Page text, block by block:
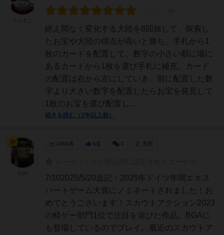
絶え間なく変化する大陸を8回旅して、探索し
たお宝や大陸の得点が高いと勝ち。手札から1
枚のカードを配置して、数字の小さい順に場に
あるカードから1枚を選び手札に補充。カード
の配置は右から左にしていき、前に配置した数
字より大きい数字を配置したらお宝を発見して
1枚のお宝を選び配置し...
続きを読む（2年以上前）
1454名 6名 充実
7/102025/5/20追記：2025年ドイツ年間エキス
パートゲーム大賞にノミネートされました！お
めでとうございます！スカウトアクション2023
の軽ゲー部門1位で注目を浴びた作品。BGAに
も登場しているのでプレイ。最近のスカウトア
神